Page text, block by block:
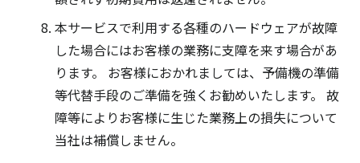
本サービスで利用する各種のハードウェアが故障
した場合にはお客様の業務に支障を来す場合があ
ります。 お客様におかれましては、予備機の準備
等代替手段のご準備を強くお勧めいたします。 故
障等によりお客様に生じた業務上の損失について
当社は補償しません。